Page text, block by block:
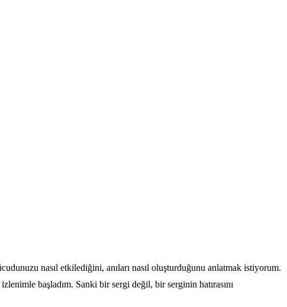
nasıl etkilediğini, anıları nasıl oluşturduğunu anlatmak istiyorum.
başladım. Sanki bir sergi değil, bir serginin hatırasını